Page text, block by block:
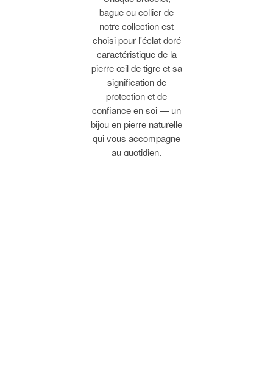
bague ou collier de
notre collection est
choisi pour l'éclat doré
caractéristique de la
pierre œil de tigre et sa
signification de
protection et de
confiance en soi — un
bijou en pierre naturelle
qui vous accompagne
au quotidien.